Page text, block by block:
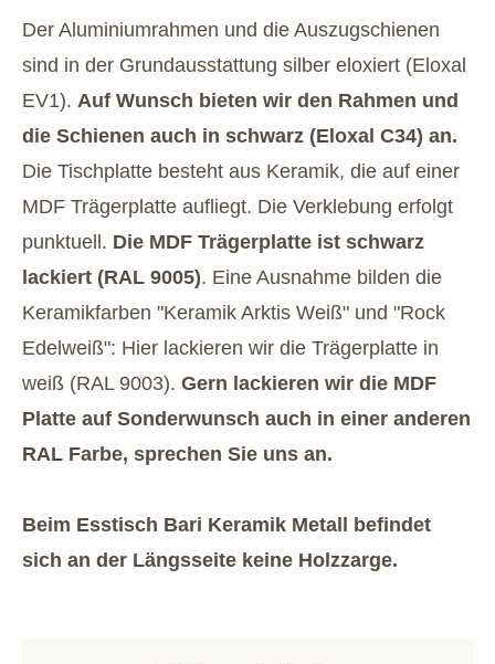
Der Aluminiumrahmen und die Auszugschienen
sind in der Grundausstattung silber eloxiert (Eloxal
EV1). Auf Wunsch bieten wir den Rahmen und
die Schienen auch in schwarz (Eloxal C34) an.
Die Tischplatte besteht aus Keramik, die auf einer
MDF Trägerplatte aufliegt. Die Verklebung erfolgt
punktuell. Die MDF Trägerplatte ist schwarz
lackiert (RAL 9005). Eine Ausnahme bilden die
Keramikfarben "Keramik Arktis Weiß" und "Rock
Edelweiß": Hier lackieren wir die Trägerplatte in
weiß (RAL 9003). Gern lackieren wir die MDF
Platte auf Sonderwunsch auch in einer anderen
RAL Farbe, sprechen Sie uns an.
Beim Esstisch Bari Keramik Metall befindet
sich an der Längsseite keine Holzzarge.